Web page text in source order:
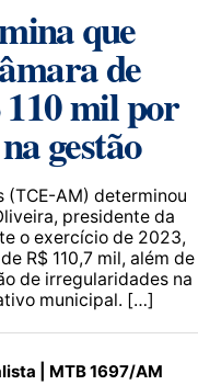
que
de
mil por
gestão
(TCE-AM) determinou
presidente da
o exercício de 2023,
R$ 110,7 mil, além de
de irregularidades na
municipal. […]
| MTB 1697/AM